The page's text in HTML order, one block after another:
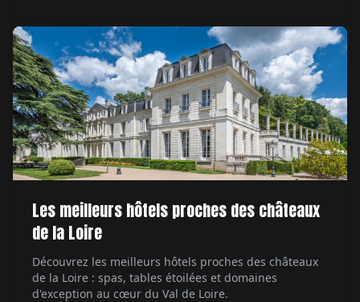
Les meilleurs hôtels proches des châteaux
de la Loire
Découvrez les meilleurs hôtels proches des châteaux
de la Loire : spas, tables étoilées et domaines
d'exception au cœur du Val de Loire.